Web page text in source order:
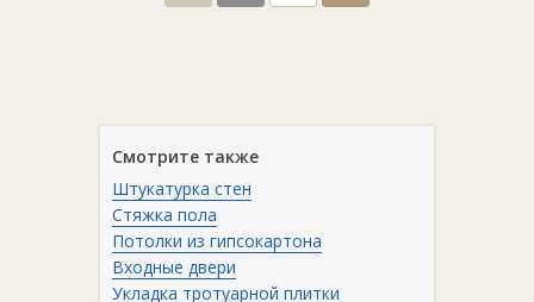
Смотрите также
Штукатурка стен
Стяжка пола
Потолки из гипсокартона
Входные двери
Укладка тротуарной плитки